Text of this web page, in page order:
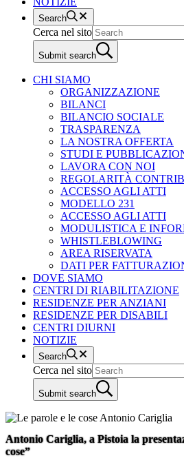
Search
Cerca nel sito
Submit search
CHI SIAMO
ORGANIZZAZIONE
BILANCI
BILANCIO SOCIALE
TRASPARENZA
LA NOSTRA OFFERTA
STUDI E
LAVORA CON NOI
REGOLARITÀ
ACCESSO AGLI ATTI
MODELLO 231
ACCESSO AGLI ATTI
MODULISTICA E
WHISTLEBLOWING
AREA RISERVATA
DATI PER
DOVE SIAMO
CENTRI DI RIABILITAZIONE
RESIDENZE PER ANZIANI
RESIDENZE PER DISABILI
CENTRI DIURNI
NOTIZIE
Search
Cerca nel sito
Submit search
Antonio Cariglia, a Pistoia la
cose”